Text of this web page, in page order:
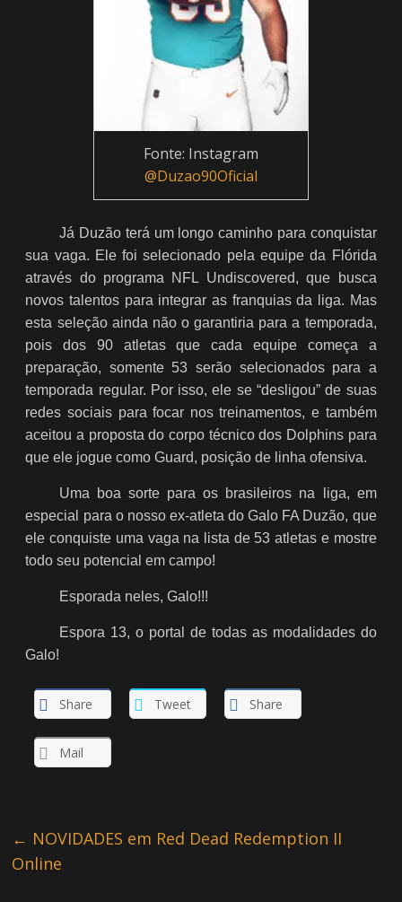
Fonte: Instagram
@Duzao90Oficial
Já Duzão terá um longo caminho para conquistar
sua vaga. Ele foi selecionado pela equipe da Flórida
através do programa NFL Undiscovered, que busca
novos talentos para integrar as franquias da liga. Mas
esta seleção ainda não o garantiria para a temporada,
pois dos 90 atletas que cada equipe começa a
preparação, somente 53 serão selecionados para a
temporada regular. Por isso, ele se “desligou” de suas
redes sociais para focar nos treinamentos, e também
aceitou a proposta do corpo técnico dos Dolphins para
que ele jogue como Guard, posição de linha ofensiva.
Uma boa sorte para os brasileiros na liga, em
especial para o nosso ex-atleta do Galo FA Duzão, que
ele conquiste uma vaga na lista de 53 atletas e mostre
todo seu potencial em campo!
Esporada neles, Galo!!!
Espora 13, o portal de todas as modalidades do
Galo!
Share Tweet Share
Mail
← NOVIDADES em Red Dead Redemption II
Online